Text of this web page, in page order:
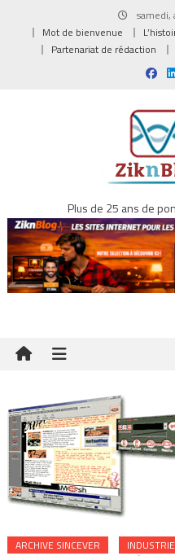
samedi,
Mot de bienvenue
Partenariat de rédaction
Plus de 25 ans de
ARCHIVE SINCEVER